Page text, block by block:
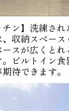
ン】洗練され
、収納スペー
スが広くと
ビルトイン食
待できます。